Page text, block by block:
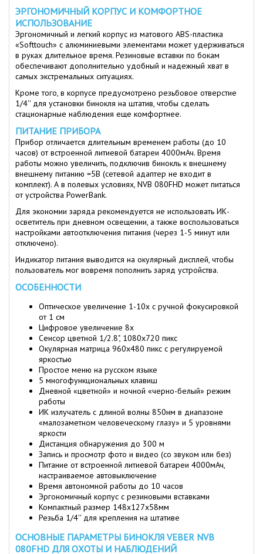
ЭРГОНОМИЧНЫЙ КОРПУС И КОМФОРТНОЕ
ИСПОЛЬЗОВАНИЕ
Эргономичный и легкий корпус из матового ABS-пластика
«Softtouch» с алюминиевыми элементами может удерживаться
в руках длительное время. Резиновые вставки по бокам
обеспечивают дополнительно удобный и надежный хват в
самых экстремальных ситуациях.
Кроме того, в корпусе предусмотрено резьбовое отверстие
1/4'' для установки бинокля на штатив, чтобы сделать
стационарные наблюдения еще комфортнее.
ПИТАНИЕ ПРИБОРА
Прибор отличается длительным временем работы (до 10
часов) от встроенной литиевой батареи 4000мАч. Время
работы можно увеличить, подключив бинокль к внешнему
внешнему питанию =5В (сетевой адаптер не входит в
комплект). А в полевых условиях, NVB 080FHD может питаться
от устройства PowerBank.
Для экономии заряда рекомендуется не использовать ИК-
осветитель при дневном освещении, а также воспользоваться
настройками автоотключения питания (через 1-5 минут или
отключено).
Индикатор питания выводится на окулярный дисплей, чтобы
пользователь мог вовремя пополнить заряд устройства.
ОСОБЕННОСТИ
Оптическое увеличение 1-10х с ручной фокусировкой
от 1 см
Цифровое увеличение 8х
Сенсор цветной 1/2.8", 1080x720 пикс
Окулярная матрица 960x480 пикс с регулируемой
яркостью
Простое меню на русском языке
5 многофункциональных клавиш
Дневной «цветной» и ночной «черно-белый» режим
работы
ИК излучатель с длиной волны 850нм в диапазоне
«малозаметном человеческому глазу» и 5 уровнями
яркости
Дистанция обнаружения до 300 м
Запись и просмотр фото и видео (со звуком или без)
Питание от встроенной литиевой батареи 4000мАч,
настраиваемое автовыключение
Время автономной работы до 10 часов
Эргономичный корпус с резиновыми вставками
Компактный размер 148х127х58мм
Резьба 1/4'' для крепления на штативе
ОСНОВНЫЕ ПАРАМЕТРЫ БИНОКЛЯ VEBER NVB
080FHD ДЛЯ ОХОТЫ И НАБЛЮДЕНИЙ